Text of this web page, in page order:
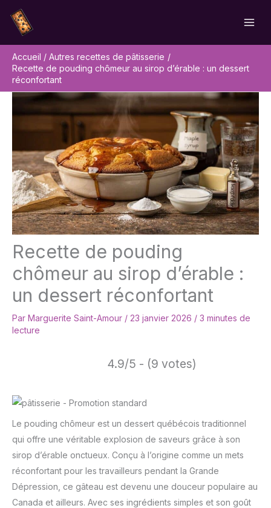
contenu
Accueil
Autres recettes de pâtisserie
Recette de pouding chômeur au sirop d’érable : un dessert
réconfortant
Recette de pouding
chômeur au sirop d’érable :
un dessert réconfortant
Par Marguerite Saint-Amour / 23 janvier 2026 / 3 minutes de
lecture
4.9/5 - (9 votes)
Le pouding chômeur est un dessert québécois traditionnel
qui offre une véritable explosion de saveurs grâce à son
sirop d’érable onctueux. Conçu à l’origine comme un mets
réconfortant pour les travailleurs pendant la Grande
Dépression, ce gâteau est devenu une douceur populaire au
Canada et ailleurs. Avec ses ingrédients simples et son goût
Rechercher